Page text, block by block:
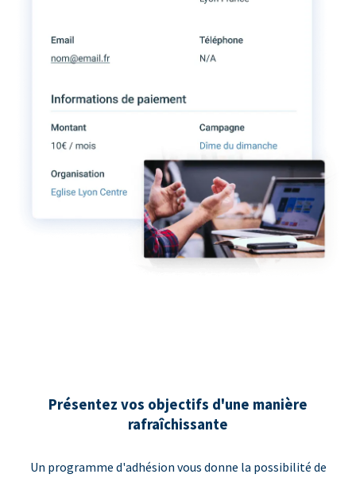
Présentez vos objectifs d'une manière
rafraîchissante
Un programme d'adhésion vous donne la possibilité de